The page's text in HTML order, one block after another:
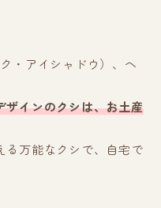
・アイシャドウ）、ヘ
ザインのクシは、お土産
る万能なクシで、自宅で